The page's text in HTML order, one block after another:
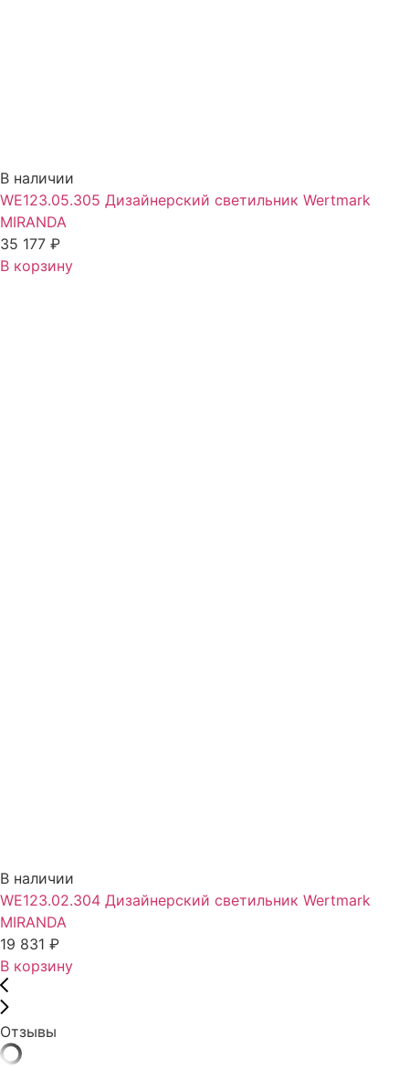
В наличии
WE123.05.305 Дизайнерский светильник Wertmark
MIRANDA
35 177 ₽
В корзину
В наличии
WE123.02.304 Дизайнерский светильник Wertmark
MIRANDA
19 831 ₽
В корзину
Отзывы